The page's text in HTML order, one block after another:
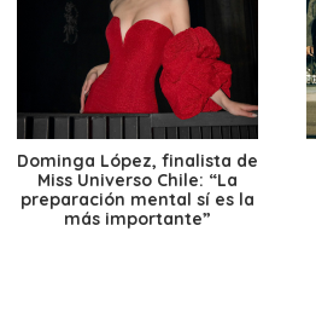
Dominga López, finalista de
Miss Universo Chile: “La
preparación mental sí es la
más importante”